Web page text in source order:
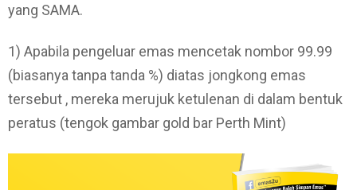
yang SAMA.
1) Apabila pengeluar emas mencetak nombor 99.99
(biasanya tanpa tanda %) diatas jongkong emas
tersebut , mereka merujuk ketulenan di dalam bentuk
peratus (tengok gambar gold bar Perth Mint)